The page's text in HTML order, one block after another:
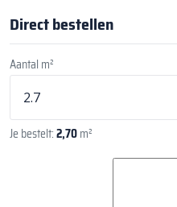
Direct bestellen
Aantal m²
Je bestelt:2,70m²